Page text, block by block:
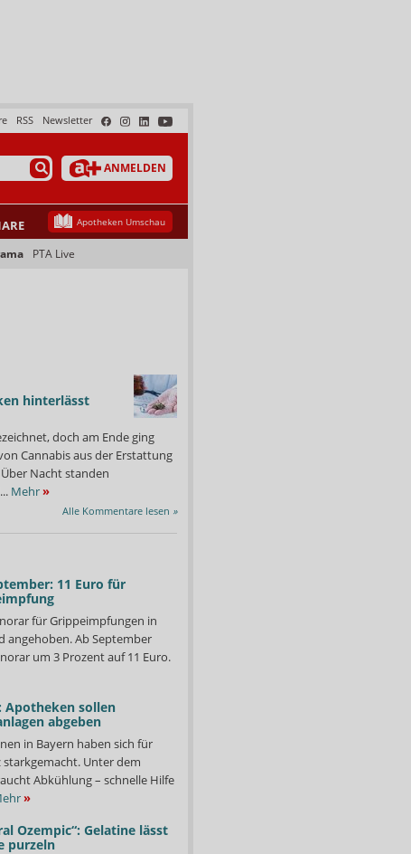
Newsletter
RSS
ANMELDEN
Apotheken Umschau
PTA Live
hinterlässt
doch am Ende ging
Cannabis aus der Erstattung
Nacht standen
Mehr»
Alle Kommentare lesen »
11 Euro für
für Grippeimpfungen in
angehoben. Ab September
um 3 Prozent auf 11 Euro.
Apotheken sollen
abgeben
in Bayern haben sich für
Unter dem
Abkühlung – schnelle Hilfe
»
Ozempic“: Gelatine lässt
purzeln